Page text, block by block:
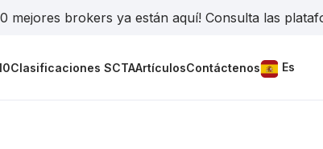
mejores brokers ya están aquí! Consulta las
Clasificaciones SCTAArtículosContáctenos Es